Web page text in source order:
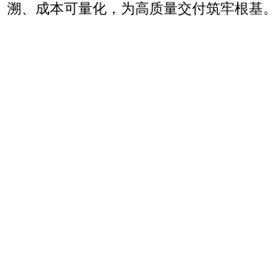
溯、成本可量化，为高质量交付筑牢根基。